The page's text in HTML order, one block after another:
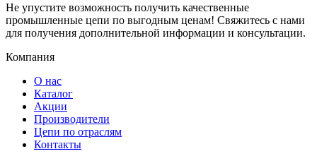
Не упустите возможность получить качественные
промышленные цепи по выгодным ценам! Свяжитесь с нами
для получения дополнительной информации и консультации.
Компания
О нас
Каталог
Акции
Производители
Цепи по отраслям
Контакты